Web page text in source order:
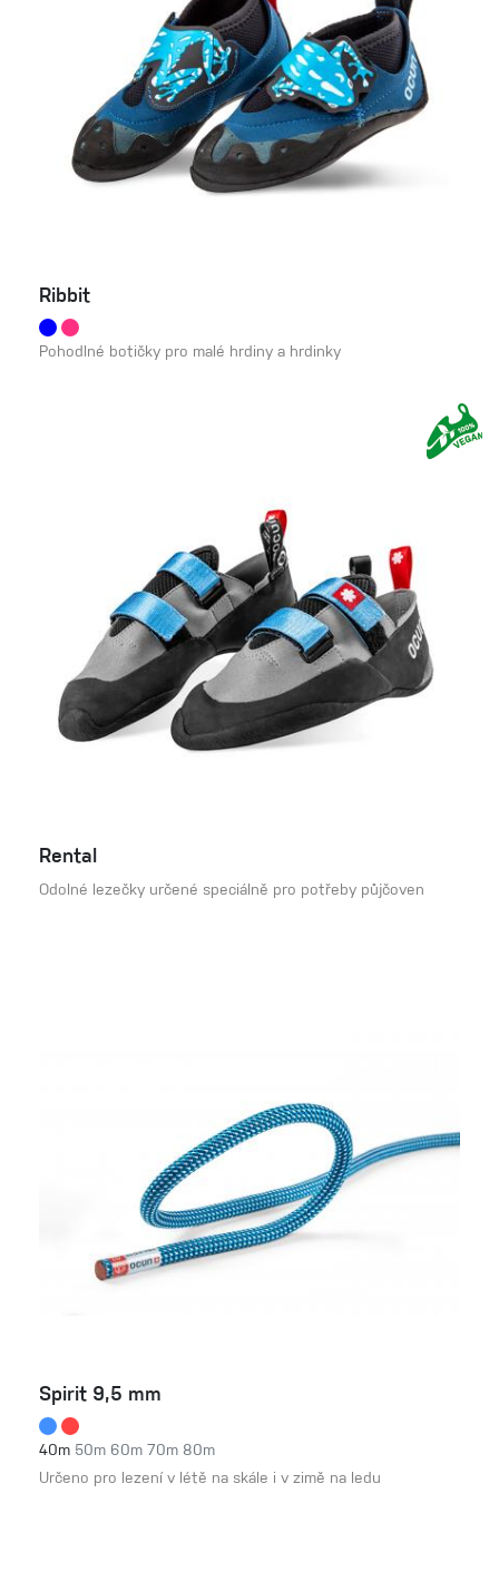
Ribbit
Pohodlné botičky pro malé hrdiny a hrdinky
Rental
Odolné lezečky určené speciálně pro potřeby půjčoven
Spirit 9,5 mm
40m 50m 60m 70m 80m
Určeno pro lezení v létě na skále i v zimě na ledu